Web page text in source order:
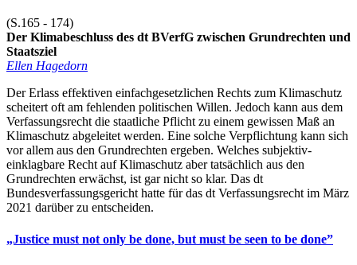
(S.165 - 174)
Der Klimabeschluss des dt BVerfG zwischen Grundrechten und
Staatsziel
Ellen Hagedorn
Der Erlass effektiven einfachgesetzlichen Rechts zum Klimaschutz
scheitert oft am fehlenden politischen Willen. Jedoch kann aus dem
Verfassungsrecht die staatliche Pflicht zu einem gewissen Maß an
Klimaschutz abgeleitet werden. Eine solche Verpflichtung kann sich
vor allem aus den Grundrechten ergeben. Welches subjektiv-
einklagbare Recht auf Klimaschutz aber tatsächlich aus den
Grundrechten erwächst, ist gar nicht so klar. Das dt
Bundesverfassungsgericht hatte für das dt Verfassungsrecht im März
2021 darüber zu entscheiden.
„Justice must not only be done, but must be seen to be done”